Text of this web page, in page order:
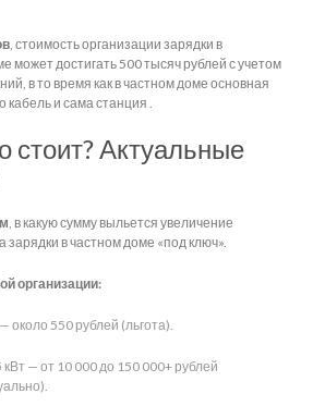
, стоимость организации зарядки в
может достигать 500 тысяч рублей с учетом
в то время как в частном доме основная
кабель и сама станция .
стоит? Актуальные
, в какую сумму выльется увеличение
зарядки в частном доме «под ключ».
организации:
около 550 рублей (льгота).
— от 10 000 до 150 000+ рублей